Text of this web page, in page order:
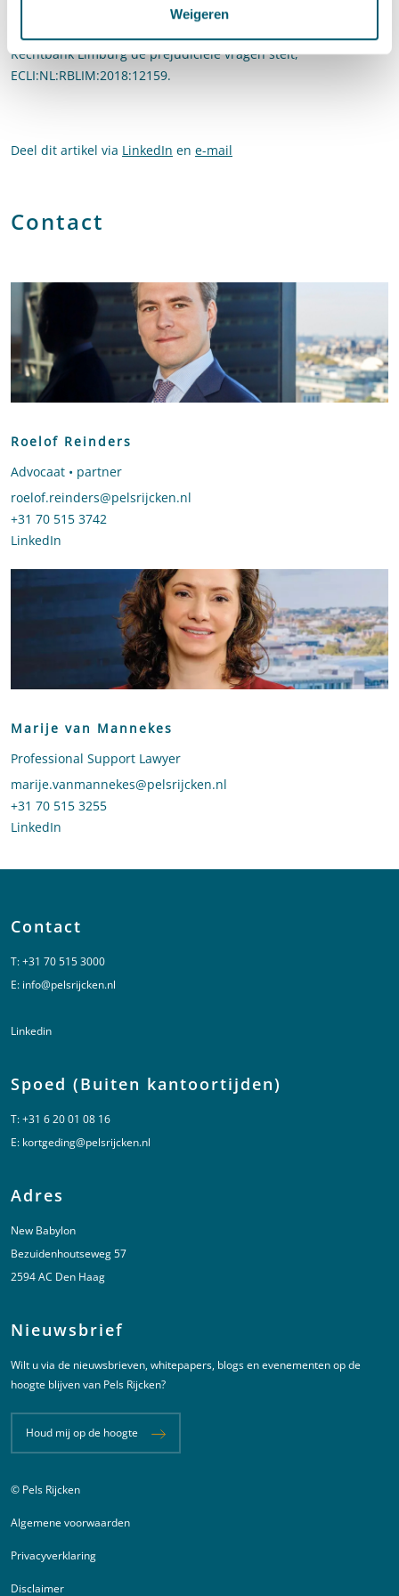
Weigeren
de conclusie van de Advocaat-Generaal van 2
Rechtbank Limburg de prejudiciële vragen stelt,
ECLI:NL:RBLIM:2018:12159.
Deel dit artikel via LinkedIn en e-mail
Contact
Roelof Reinders
Advocaat • partner
Stuur een e-mail naar Roelof Reinders
roelof.reinders@pelsrijcken.nl
Bel naar Roelof Reinders
+31 70 515 3742
LinkedIn
Marije van Mannekes
Professional Support Lawyer
Stuur een e-mail naar Marije van Mannekes
marije.vanmannekes@pelsrijcken.nl
Bel naar Marije van Mannekes
+31 70 515 3255
LinkedIn
Contact
T:+31 70 515 3000
E: info@pelsrijcken.nl
Linkedin
Spoed (Buiten kantoortijden)
T:+31 6 20 01 08 16
E: kortgeding@pelsrijcken.nl
Adres
New Babylon
Bezuidenhoutseweg 57
2594 AC Den Haag
Nieuwsbrief
Wilt u via de nieuwsbrieven, whitepapers, blogs en evenementen op de
hoogte blijven van Pels Rijcken?
Houd mij op de hoogte
Juridische informatie
© Pels Rijcken
Algemene voorwaarden
Privacyverklaring
Disclaimer